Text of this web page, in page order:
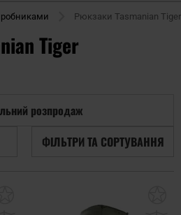
Рюкзаки Tasmanian Tiger
Tiger
розпродаж
ФІЛЬТРИ ТА СОРТУВАННЯ